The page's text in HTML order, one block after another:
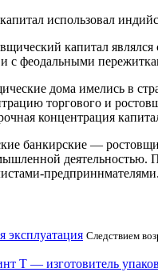
использовал
капитал
с феодальными
дома имелись в
торгового и
концентрация
банкирские —
деятельностью.
эксплуатация Следствием
Т — изготовитель